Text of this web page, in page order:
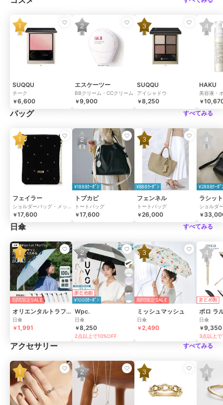
SUQQU
チーク
￥6,600
エスケーツー
BBクリーム・CCクリーム
￥9,900
SUQQU
アイシャドウ
￥8,250
HAKU
美容液・
￥
バッグ すべてみる
フェイラー
￥17,600
¥1888ｸｰﾎﾟﾝ
トプカピ
トートバッグ
￥17,600
¥888ｸｰﾎﾟﾝ
フェンネル
トートバッグ
￥26,000
¥2888ｸｰﾎﾟ
ラシット
￥
日傘 すべてみる
期間限定SALE
オリエンタルトラフィック
日傘
￥1,991
まとめ割
¥1000ｸｰﾎﾟﾝ
Wpc.
日傘
￥8,250
2点以上で10%OFF
期間限定SALE
ミッシュマッシュ
日傘
￥2,490
まとめ割
ポロ ラ
日傘
￥9,350
3点以上
アクセサリー すべてみる